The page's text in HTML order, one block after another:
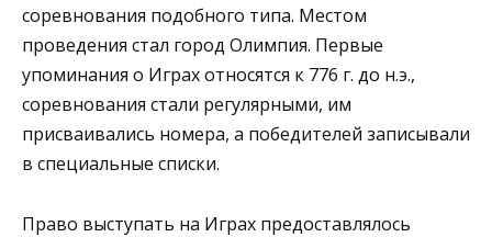
соревнования подобного типа. Местом
проведения стал город Олимпия. Первые
упоминания о Играх относятся к 776 г. до н.э.,
соревнования стали регулярными, им
присваивались номера, а победителей записывали
в специальные списки.
Право выступать на Играх предоставлялось